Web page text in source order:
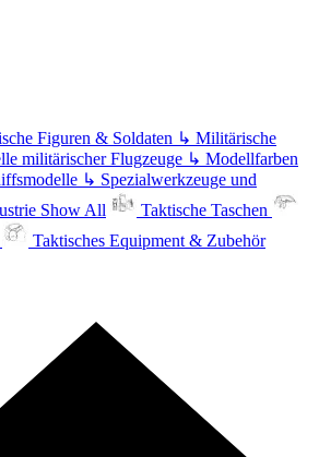
Figuren & Soldaten ↳ Militärische
militärischer Flugzeuge ↳ Modellfarben
↳ Spezialwerkzeuge und
Show All
Taktische Taschen
Taktisches Equipment & Zubehör